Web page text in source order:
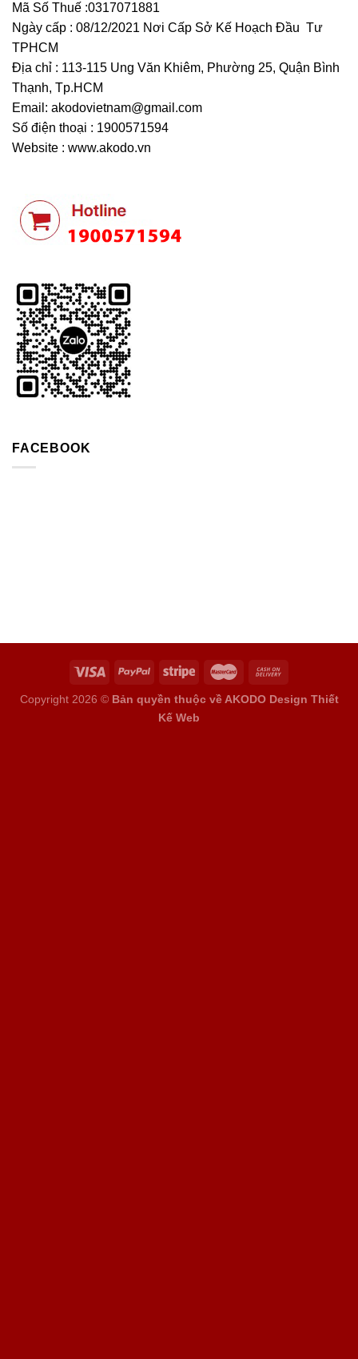
Mã Số Thuế :0317071881
Ngày cấp : 08/12/2021 Nơi Cấp Sở Kế Hoạch Đầu Tư
TPHCM
Địa chỉ : 113-115 Ung Văn Khiêm, Phường 25, Quận Bình
Thạnh, Tp.HCM
Email: akodovietnam@gmail.com
Số điện thoại : 1900571594
Website : www.akodo.vn
FACEBOOK
Copyright 2026 © Bản quyền thuộc về AKODO Design Thiết
Kế Web